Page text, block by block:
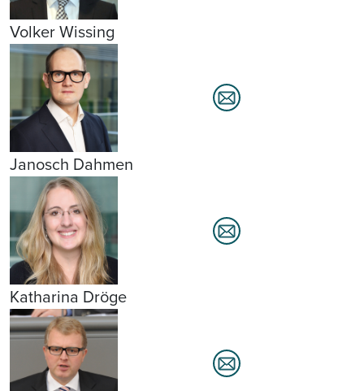
Volker Wissing
Janosch Dahmen
Katharina Dröge